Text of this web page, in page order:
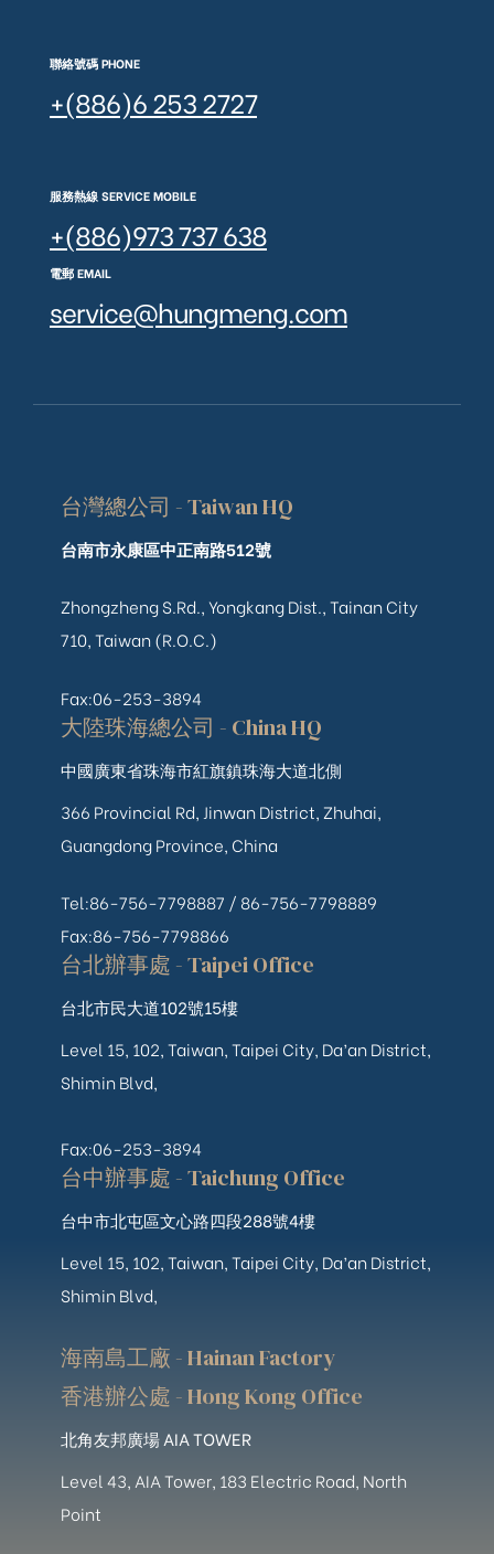
聯絡號碼 PHONE
+(886)6 253 2727
服務熱線 SERVICE MOBILE
+(886)973 737 638
電郵 EMAIL
service@hungmeng.com
台灣總公司 - Taiwan HQ
台南市永康區中正南路512號
Zhongzheng S.Rd., Yongkang Dist., Tainan City
710, Taiwan (R.O.C.)
Fax:06-253-3894
大陸珠海總公司 - China HQ
中國廣東省珠海市紅旗鎮珠海大道北側
366 Provincial Rd, Jinwan District, Zhuhai,
Guangdong Province, China
Tel:86-756-7798887 / 86-756-7798889
Fax:86-756-7798866
台北辦事處 - Taipei Office
台北市民大道102號15樓
Level 15, 102, Taiwan, Taipei City, Da’an District,
Shimin Blvd,
Fax:06-253-3894
台中辦事處 - Taichung Office
台中市北屯區文心路四段288號4樓
Level 15, 102, Taiwan, Taipei City, Da’an District,
Shimin Blvd,
海南島工廠 - Hainan Factory
香港辦公處 - Hong Kong Office
北角友邦廣場 AIA TOWER
Level 43, AIA Tower, 183 Electric Road, North
Point